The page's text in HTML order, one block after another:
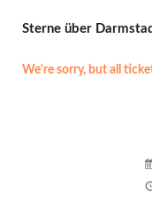
Sterne über
We're sorry, but all